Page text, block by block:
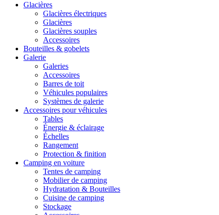
Glacières
Glacières électriques
Glacières
Glacières souples
Accessoires
Bouteilles & gobelets
Galerie
Galeries
Accessoires
Barres de toit
Véhicules populaires
Systèmes de galerie
Accessoires pour véhicules
Tables
Énergie & éclairage
Échelles
Rangement
Protection & finition
Camping en voiture
Tentes de camping
Mobilier de camping
Hydratation & Bouteilles
Cuisine de camping
Stockage